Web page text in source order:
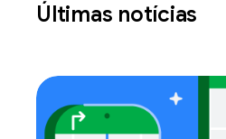
Últimas notícias